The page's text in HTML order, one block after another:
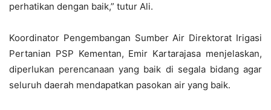
perhatikan dengan baik,” tutur Ali.
Koordinator Pengembangan Sumber Air Direktorat Irigasi
Pertanian PSP Kementan, Emir Kartarajasa menjelaskan,
diperlukan perencanaan yang baik di segala bidang agar
seluruh daerah mendapatkan pasokan air yang baik.